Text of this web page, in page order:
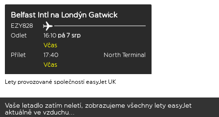
Belfast Intl na Londýn Gatwick
EZY828
Odlet
16:10 pá 7 srp
Včas
Přílet
17:40
North Terminal
Včas
Lety provozované společností easyJet UK
Vaše letadlo zatím neletí, zobrazujeme všechny lety easyJet
aktuálně ve vzduchu...